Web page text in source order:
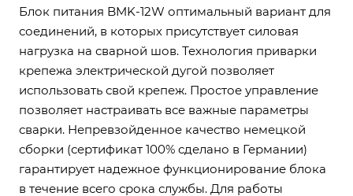
Блок питания BMK-12W оптимальный вариант для
соединений, в которых присутствует силовая
нагрузка на сварной шов. Технология приварки
крепежа электрической дугой позволяет
использовать свой крепеж. Простое управление
позволяет настраивать все важные параметры
сварки. Непревзойденное качество немецкой
сборки (сертификат 100% сделано в Германии)
гарантирует надежное функционирование блока
в течение всего срока службы. Для работы